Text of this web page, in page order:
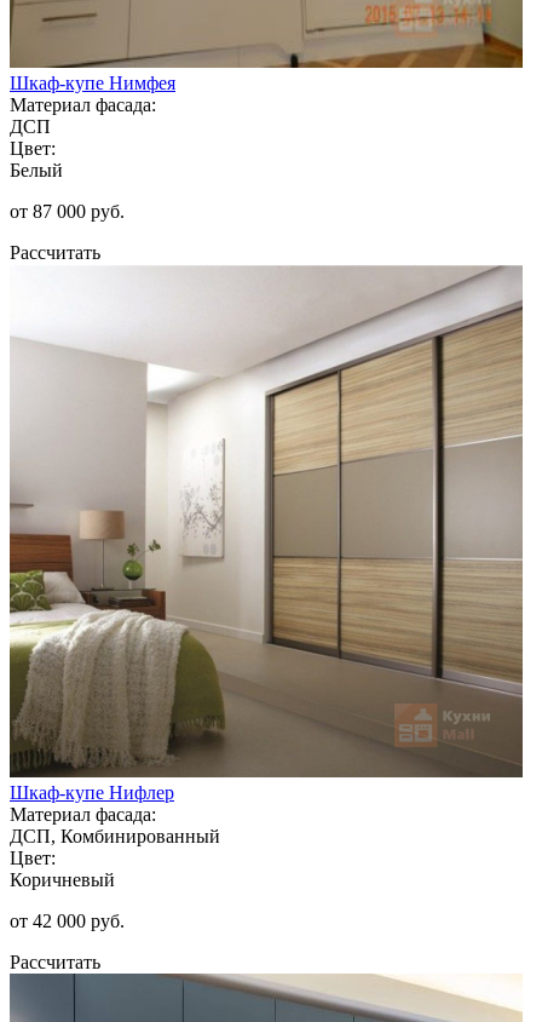
Шкаф-купе Нимфея
Материал фасада:
ДСП
Цвет:
Белый
от 87 000 руб.
Рассчитать
Шкаф-купе Нифлер
Материал фасада:
ДСП, Комбинированный
Цвет:
Коричневый
от 42 000 руб.
Рассчитать